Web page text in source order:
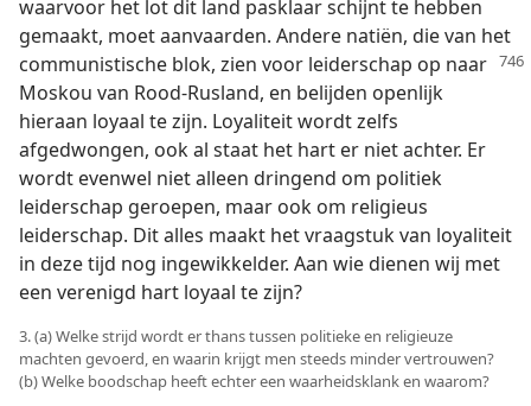
waarvoor het lot dit land pasklaar schijnt te hebben
gemaakt, moet aanvaarden. Andere natiën, die van het
communistische blok, zien voor leiderschap op naar
Moskou van Rood-Rusland, en belijden openlijk
hieraan loyaal te zijn. Loyaliteit wordt zelfs
afgedwongen, ook al staat het hart er niet achter. Er
wordt evenwel niet alleen dringend om politiek
leiderschap geroepen, maar ook om religieus
leiderschap. Dit alles maakt het vraagstuk van loyaliteit
in deze tijd nog ingewikkelder. Aan wie dienen wij met
een verenigd hart loyaal te zijn?
3. (a) Welke strijd wordt er thans tussen politieke en religieuze
machten gevoerd, en waarin krijgt men steeds minder vertrouwen?
(b) Welke boodschap heeft echter een waarheidsklank en waarom?